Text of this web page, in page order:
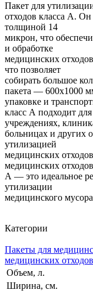
Пакет для
отходов класса А. Он
толщиной 14
микрон, что
и обработке
медицинских
что позволяет
собирать большое
пакета — 600х1000
упаковке и
класс А подходит
учреждениях,
больницах и других
утилизацией
медицинских
медицинских
А — это идеальное
утилизации
медицинского
Категории
Пакеты для
медицинских
Объем, л.
Ширина, см.